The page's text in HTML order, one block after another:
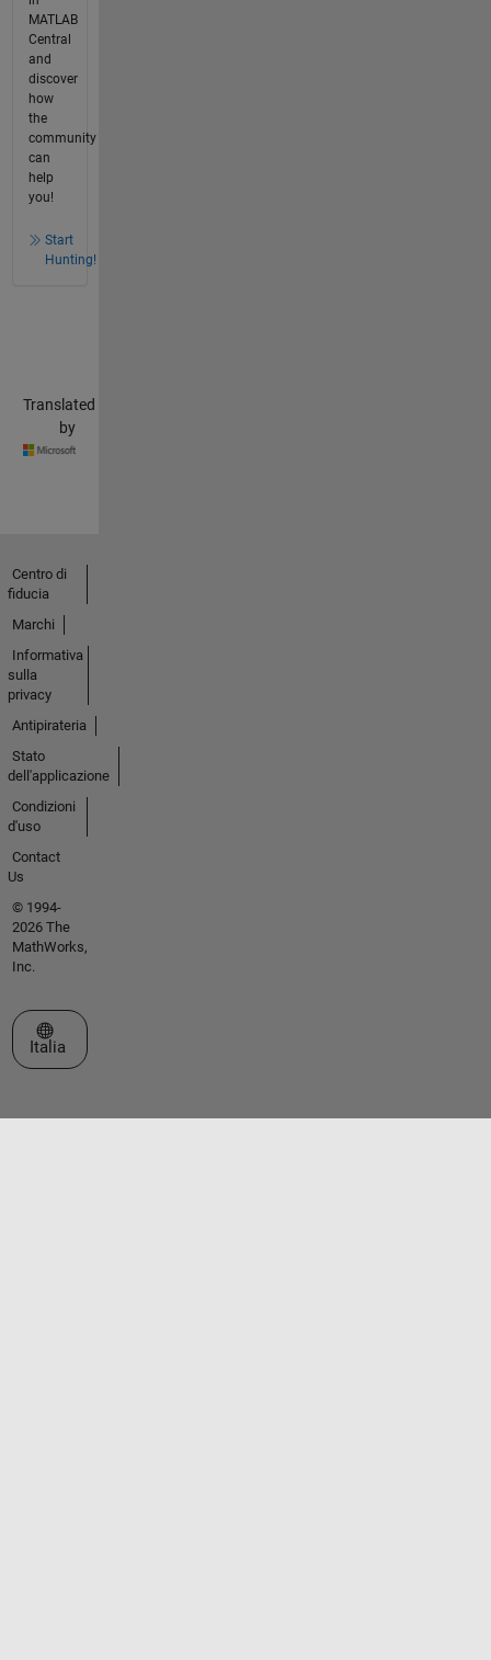
MATLAB
Central
and
discover
how
the
community
can
help
you!
Start
Hunting!
Translated
by
Centro di
fiducia
Marchi
Informativa
sulla
privacy
Antipirateria
Stato
dell'applicazione
Condizioni
d'uso
Contact
Us
© 1994-
2026 The
MathWorks,
Inc.
Seleziona un sito web
Italia